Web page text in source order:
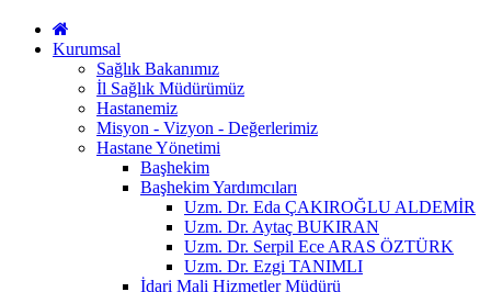
Kurumsal
Sağlık Bakanımız
İl Sağlık Müdürümüz
Hastanemiz
Misyon - Vizyon - Değerlerimiz
Hastane Yönetimi
Başhekim
Başhekim Yardımcıları
Uzm. Dr. Eda ÇAKIROĞLU ALDEMİR
Uzm. Dr. Aytaç BUKIRAN
Uzm. Dr. Serpil Ece ARAS ÖZTÜRK
Uzm. Dr. Ezgi TANIMLI
İdari Mali Hizmetler Müdürü